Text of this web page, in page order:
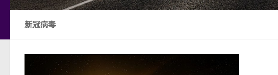
新冠病毒